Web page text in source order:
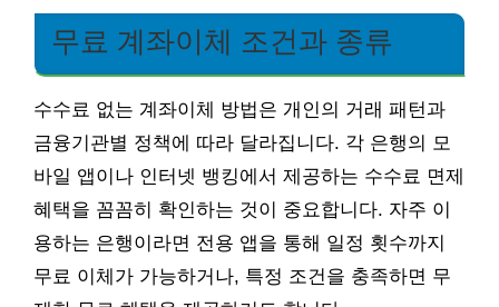
무료 계좌이체 조건과 종류
수수료 없는 계좌이체 방법은 개인의 거래 패턴과
금융기관별 정책에 따라 달라집니다. 각 은행의 모
바일 앱이나 인터넷 뱅킹에서 제공하는 수수료 면제
혜택을 꼼꼼히 확인하는 것이 중요합니다. 자주 이
용하는 은행이라면 전용 앱을 통해 일정 횟수까지
무료 이체가 가능하거나, 특정 조건을 충족하면 무